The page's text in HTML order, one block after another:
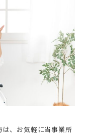
、お気軽に当事業所